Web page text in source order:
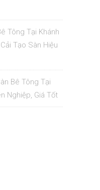
Tông Tại Khánh
Tạo Sàn Hiệu
Bê Tông Tại
Nghiệp, Giá Tốt